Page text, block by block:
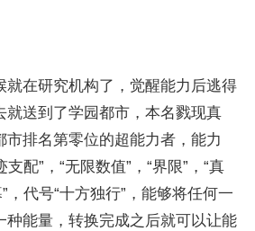
就在研究机构了，觉醒能力后逃得
就送到了学园都市，本名戮现真
市排名第零位的超能力者，能力
支配”，“无限数值”，“界限”，“真
，代号“十方独行”，能够将任何一
种能量，转换完成之后就可以让能